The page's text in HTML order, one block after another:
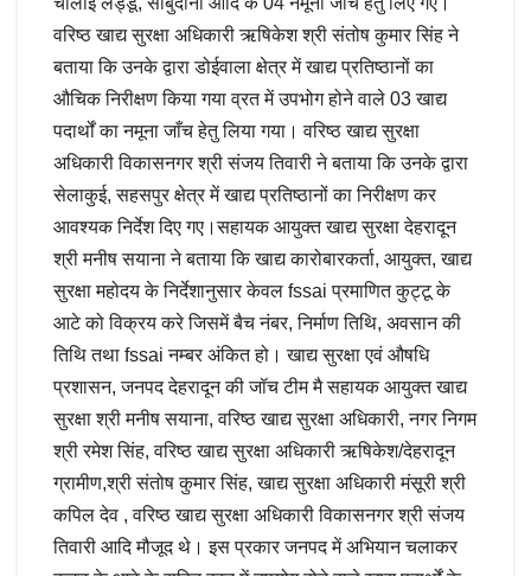
वरिष्ठ खाद्य सुरक्षा अधिकारी ऋषिकेश श्री संतोष कुमार सिंह ने
बताया कि उनके द्वारा डोईवाला क्षेत्र में खाद्य प्रतिष्ठानों का
औचिक निरीक्षण किया गया व्रत में उपभोग होने वाले 03 खाद्य
पदार्थों का नमूना जाँच हेतु लिया गया। वरिष्ठ खाद्य सुरक्षा
अधिकारी विकासनगर श्री संजय तिवारी ने बताया कि उनके द्वारा
सेलाकुई, सहसपुर क्षेत्र में खाद्य प्रतिष्ठानों का निरीक्षण कर
आवश्यक निर्देश दिए गए।सहायक आयुक्त खाद्य सुरक्षा देहरादून
श्री मनीष सयाना ने बताया कि खाद्य कारोबारकर्ता, आयुक्त, खाद्य
सुरक्षा महोदय के निर्देशानुसार केवल fssai प्रमाणित कुट्टू के
आटे को विक्रय करे जिसमें बैच नंबर, निर्माण तिथि, अवसान की
तिथि तथा fssai नम्बर अंकित हो। खाद्य सुरक्षा एवं औषधि
प्रशासन, जनपद देहरादून की जॉच टीम मै सहायक आयुक्त खाद्य
सुरक्षा श्री मनीष सयाना, वरिष्ठ खाद्य सुरक्षा अधिकारी, नगर निगम
श्री रमेश सिंह, वरिष्ठ खाद्य सुरक्षा अधिकारी ऋषिकेश/देहरादून
ग्रामीण,श्री संतोष कुमार सिंह, खाद्य सुरक्षा अधिकारी मंसूरी श्री
कपिल देव , वरिष्ठ खाद्य सुरक्षा अधिकारी विकासनगर श्री संजय
तिवारी आदि मौजूद थे। इस प्रकार जनपद में अभियान चलाकर